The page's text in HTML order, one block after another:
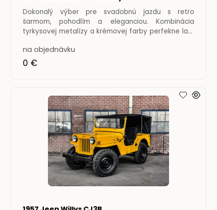
Dokonalý výber pre svadobnú jazdu s retro
šarmom, pohodlím a eleganciou. Kombinácia
tyrkysovej metalízy a krémovej farby perfekne ladí
na objednávku
0 €